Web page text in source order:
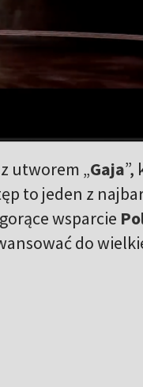
utworem „Gaja”,
to jeden z
wsparcie
do